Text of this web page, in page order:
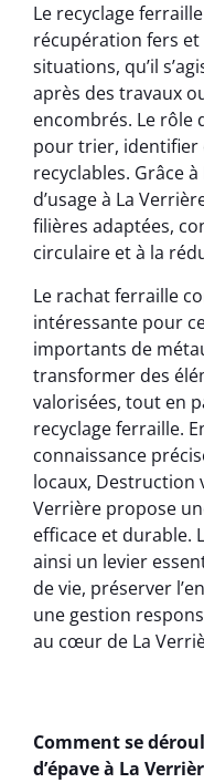
Le recyclage
récupération fers et
situations, qu’il
après des travaux
encombrés. Le rôle
pour trier, identifier
recyclables. Grâce
d’usage à La
filières adaptées,
circulaire et à la
Le rachat ferraille
intéressante pour
importants de
transformer des
valorisées, tout en
recyclage ferraille.
connaissance
locaux, Destruction
Verrière propose
efficace et durable.
ainsi un levier
de vie, préserver
une gestion
au cœur de La
Comment se
d’épave à La